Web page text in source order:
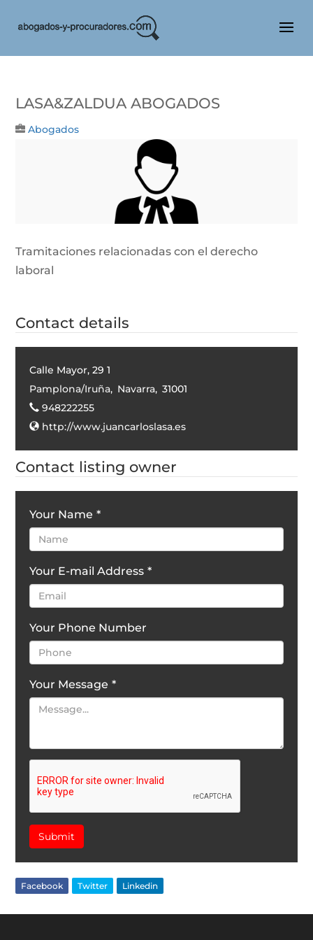
Lasa&zaldua Abogados
Abogados
Tramitaciones relacionadas con el derecho
laboral
Contact details
Calle Mayor, 29 1
Pamplona/Iruña, Navarra, 31001
948222255
http://www.juancarloslasa.es
Contact listing owner
Your Name *
Your E-mail Address *
Your Phone Number
Your Message *
Submit
Facebook Twitter Linkedin